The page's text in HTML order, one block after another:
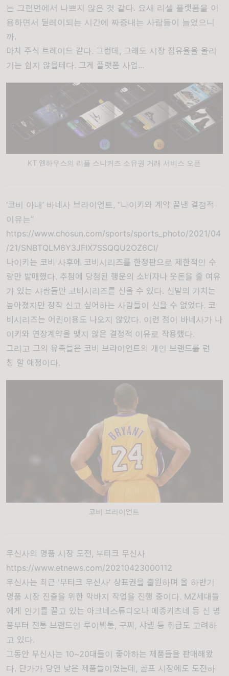
는 그런면에서 나쁘지 않은 것 같다. 요새 리셀 플랫폼을 이
용하면서 딜레이되는 시간에 짜증내는 사람들이 늘었으니
까.
마치 주식 트레이드 같다. 그런데, 그래도 시장 점유율을 올리
기는 쉽지 않을테다. 그게 플랫폼 사업...
KT 엠하우스의 리플 스니커즈 소유권 거래 서비스 오픈
‘코비 아내’ 바네사 브라이언트, “나이키와 계약 끝낸 결정적
이유는”
https://www.chosun.com/sports/sports_photo/2021/04
/21/SNBTQLM6Y3JFIX7SSQQU2OZ6CI/
나이키는 코비 사후에 코비시리즈를 한정판으로 제한적인 수
량만 발매했다. 추첨에 당첨된 행운의 소비자나 웃돈을 줄 여유
가 있는 사람들만 코비시리즈를 신을 수 있다. 신발의 가치는
높아졌지만 정작 신고 싶어하는 사람들이 신을 수 없었다. 코
비시리즈는 어린이용도 나오지 않았다. 이런 점이 바네사가 나
이키와 연장계약을 맺지 않은 결정적 이유로 작용했다.
그리고 그의 유족들은 코비 브라이언트의 개인 브랜드를 런
칭 할 예정이다.
코비 브라이언트
무신사의 명품 시장 도전, 부티크 무신사
https://www.etnews.com/20210423000112
무신사는 최근 '부티크 무신사' 상표권을 출원하며 올 하반기
명품 시장 진출을 위한 막바지 작업을 진행 중이다. MZ세대들
에게 인기를 끌고 있는 아크네스튜디오나 메종키츠네 등 신 명
품부터 전통 브랜드인 루이뷔통, 구찌, 샤넬 등 취급도 고려하
고 있다.
그동안 무신사는 10~20대들이 좋아하는 제품들을 판매해왔
다. 단가가 당연 낮은 제품들이였는데, 골프 시장에도 도전하